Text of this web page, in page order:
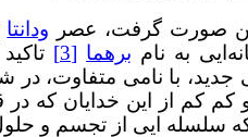
صورت گرفت، عصر ودانتا
به نام برهما [3]
با نامی متفاوت، در
کم کم از این خدایان که
که سلسله ایی از تجسم و